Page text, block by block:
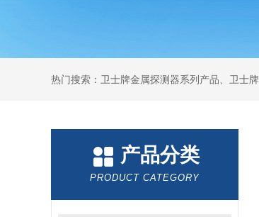
热门搜索：卫士牌金属探测器系列产品、卫士牌
产品分类
PRODUCT CATEGORY